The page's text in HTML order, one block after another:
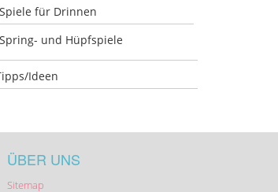
Spiele für Drinnen
Spring- und Hüpfspiele
Ideen
ÜBER UNS
Sitemap